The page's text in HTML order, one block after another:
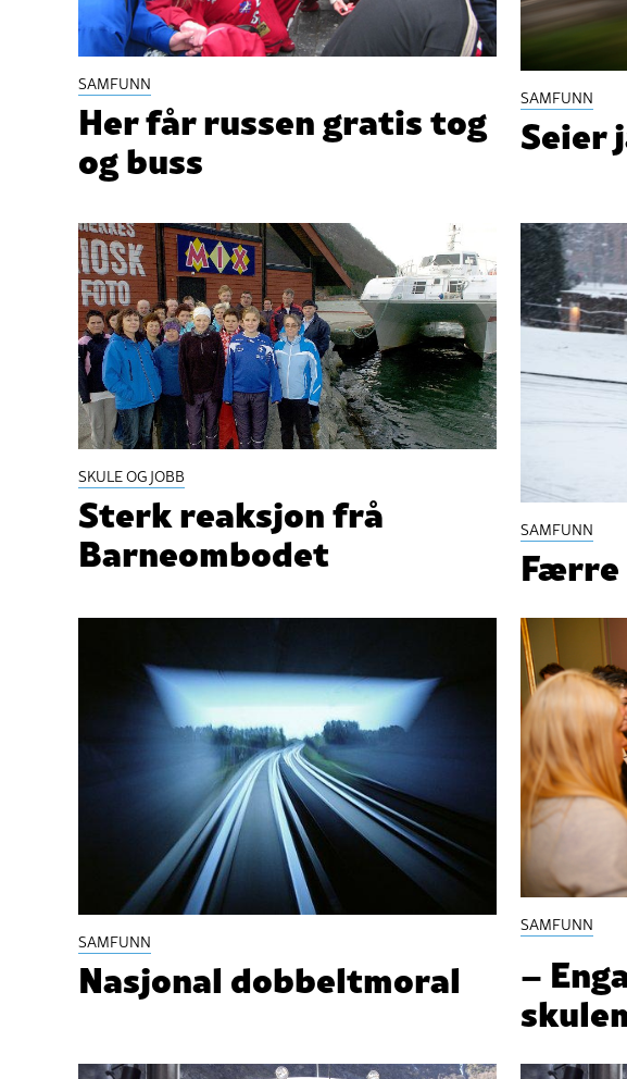
SAMFUNN
Her får russen gratis tog
og buss
SAMFUNN
Seier
SKULE OG JOBB
Sterk reaksjon frå
Barneombodet SAMFUNN
Færre
SAMFUNN
Nasjonal dobbeltmoral
SAMFUNN
–